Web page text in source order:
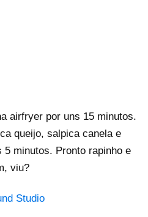
airfryer por uns 15 minutos.
queijo, salpica canela e
minutos. Pronto rapinho e
viu?
Studio